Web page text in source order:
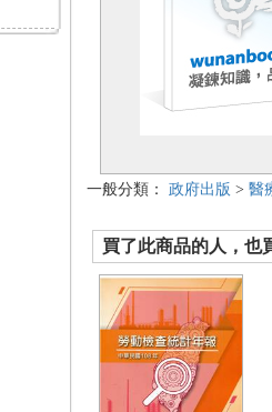
一般分類： 政府出版 > 醫
買了此商品的人，也